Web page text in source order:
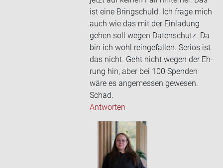
ist eine Bring­schuld. Ich frage mich
auch wie das mit der Ein­la­dung
gehen soll wegen Da­ten­schutz. Da
bin ich wohl rein­ge­fal­len. Se­ri­ös ist
das nicht. Geht nicht wegen der Eh­
rung hin, aber bei 100 Spen­den
wäre es an­ge­mes­sen ge­we­sen.
Schad.
Antworten